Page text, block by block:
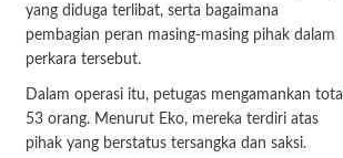
yang diduga terlibat, serta bagaimana
pembagian peran masing-masing pihak dalam
perkara tersebut.
Dalam operasi itu, petugas mengamankan total
53 orang. Menurut Eko, mereka terdiri atas
pihak yang berstatus tersangka dan saksi.